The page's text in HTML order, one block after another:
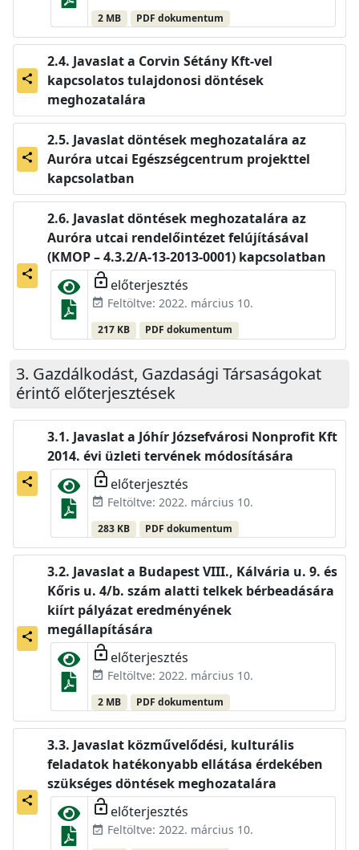
2 MB PDF dokumentum
share
Javaslat a Corvin Sétány Kft-vel
kapcsolatos tulajdonosi döntések
meghozatalára
share
Javaslat döntések meghozatalára az
Auróra utcai Egészségcentrum projekttel
kapcsolatban
share
Javaslat döntések meghozatalára az
Auróra utcai rendelőintézet felújításával
(KMOP – 4.3.2/A-13-2013-0001) kapcsolatban
lock_open előterjesztés
event_available Feltöltve: 2022. március 10.
217 KB PDF dokumentum
Gazdálkodást, Gazdasági Társaságokat
érintő előterjesztések
share
Javaslat a Jóhír Józsefvárosi Nonprofit Kft
2014. évi üzleti tervének módosítására
lock_open előterjesztés
event_available Feltöltve: 2022. március 10.
283 KB PDF dokumentum
share
Javaslat a Budapest VIII., Kálvária u. 9. és
Kőris u. 4/b. szám alatti telkek bérbeadására
kiírt pályázat eredményének
megállapítására
lock_open előterjesztés
event_available Feltöltve: 2022. március 10.
2 MB PDF dokumentum
share
Javaslat közművelődési, kulturális
feladatok hatékonyabb ellátása érdekében
szükséges döntések meghozatalára
lock_open előterjesztés
event_available Feltöltve: 2022. március 10.